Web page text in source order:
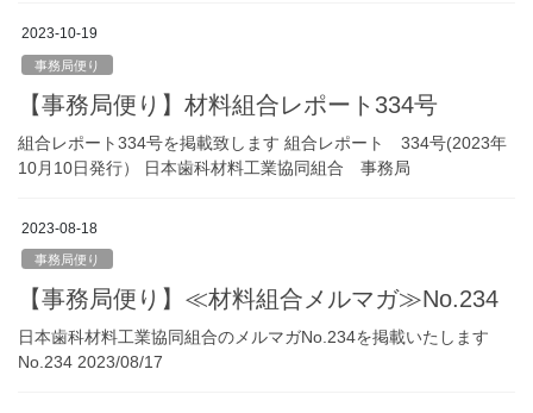
2023-10-19
事務局便り
【事務局便り】材料組合レポート334号
組合レポート334号を掲載致します 組合レポート 334号(2023年
10月10日発行） 日本歯科材料工業協同組合 事務局
2023-08-18
事務局便り
【事務局便り】≪材料組合メルマガ≫No.234
日本歯科材料工業協同組合のメルマガNo.234を掲載いたします
No.234 2023/08/17